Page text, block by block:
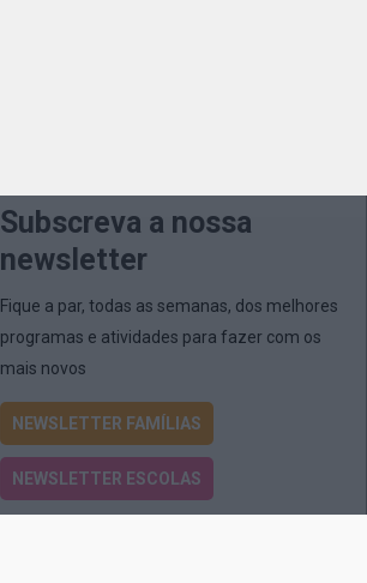
Subscreva a nossa
newsletter
Fique a par, todas as semanas, dos melhores
programas e atividades para fazer com os
mais novos
NEWSLETTER FAMÍLIAS
NEWSLETTER ESCOLAS